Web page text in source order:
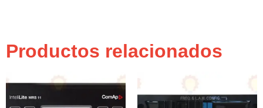
Productos relacionados